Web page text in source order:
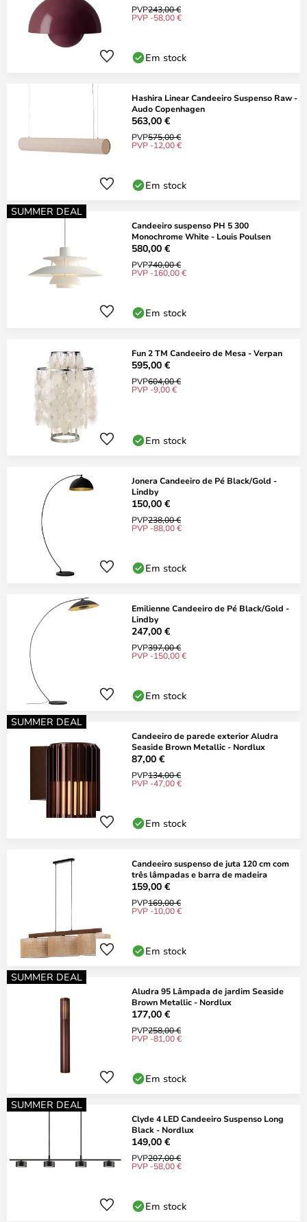
PVP243,00 €
PVP -58,00 €
Em stock
Hashira Linear Candeeiro Suspenso Raw -
Audo Copenhagen
563,00 €
PVP575,00 €
PVP -12,00 €
Em stock
SUMMER DEAL
Candeeiro suspenso PH 5 300
Monochrome White - Louis Poulsen
580,00 €
PVP740,00 €
PVP -160,00 €
Em stock
Fun 2 TM Candeeiro de Mesa - Verpan
595,00 €
PVP604,00 €
PVP -9,00 €
Em stock
Jonera Candeeiro de Pé Black/Gold -
Lindby
150,00 €
PVP238,00 €
PVP -88,00 €
Em stock
Emilienne Candeeiro de Pé Black/Gold -
Lindby
247,00 €
PVP397,00 €
PVP -150,00 €
Em stock
SUMMER DEAL
Candeeiro de parede exterior Aludra
Seaside Brown Metallic - Nordlux
87,00 €
PVP134,00 €
PVP -47,00 €
Em stock
Candeeiro suspenso de juta 120 cm com
três lâmpadas e barra de madeira
159,00 €
PVP169,00 €
PVP -10,00 €
Em stock
SUMMER DEAL
Aludra 95 Lâmpada de jardim Seaside
Brown Metallic - Nordlux
177,00 €
PVP258,00 €
PVP -81,00 €
Em stock
SUMMER DEAL
Clyde 4 LED Candeeiro Suspenso Long
Black - Nordlux
149,00 €
PVP207,00 €
PVP -58,00 €
Em stock